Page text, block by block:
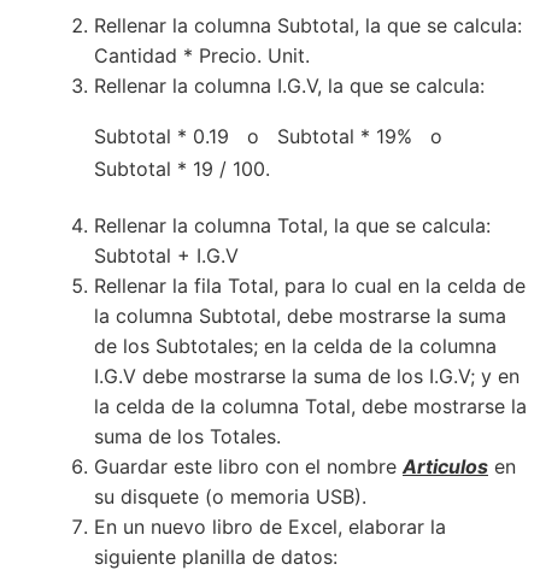
Rellenar la columna Subtotal, la que se calcula:
Cantidad * Precio. Unit.
Rellenar la columna I.G.V, la que se calcula:
Subtotal * 0.19 o Subtotal * 19% o
Subtotal * 19 / 100.
Rellenar la columna Total, la que se calcula:
Subtotal + I.G.V
Rellenar la fila Total, para lo cual en la celda de
la columna Subtotal, debe mostrarse la suma
de los Subtotales; en la celda de la columna
I.G.V debe mostrarse la suma de los I.G.V; y en
la celda de la columna Total, debe mostrarse la
suma de los Totales.
Guardar este libro con el nombre Articulos en
su disquete (o memoria USB).
En un nuevo libro de Excel, elaborar la
siguiente planilla de datos: